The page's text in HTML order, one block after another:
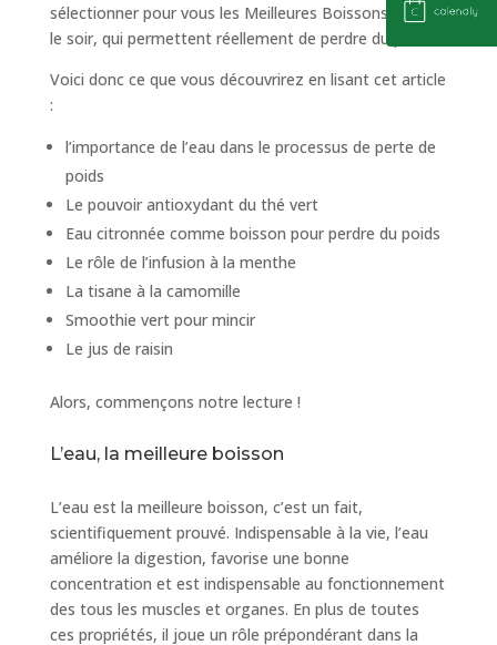
sélectionner pour vous les Meilleures Boissons à boire
le soir, qui permettent réellement de perdre du poids.
Voici donc ce que vous découvrirez en lisant cet article
:
l’importance de l’eau dans le processus de perte de
poids
Le pouvoir antioxydant du thé vert
Eau citronnée comme boisson pour perdre du poids
Le rôle de l’infusion à la menthe
La tisane à la camomille
Smoothie vert pour mincir
Le jus de raisin
Alors, commençons notre lecture !
L’eau, la meilleure boisson
L’eau est la meilleure boisson, c’est un fait,
scientifiquement prouvé. Indispensable à la vie, l’eau
améliore la digestion, favorise une bonne
concentration et est indispensable au fonctionnement
des tous les muscles et organes. En plus de toutes
ces propriétés, il joue un rôle prépondérant dans la